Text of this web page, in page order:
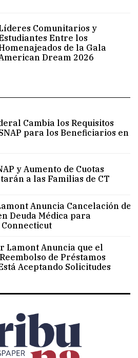
Comunitarios y
Entre los
de la Gala
Dream 2026
Cambia los Requisitos
para los Beneficiarios en
y Aumento de Cuotas
a las Familias de CT
Anuncia Cancelación de
Deuda Médica para
Connecticut
Lamont Anuncia que el
de Préstamos
Aceptando Solicitudes